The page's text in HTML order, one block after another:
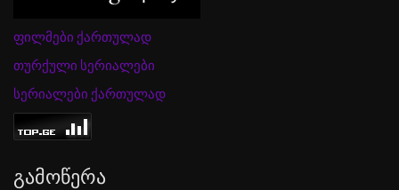
ფილმები ქართულად
თურქული სერიალები
სერიალები ქართულად
Გამოწერა